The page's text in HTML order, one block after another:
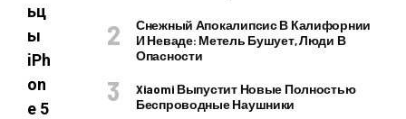
ьц
ы
iPh
on
e 5
Снежный Апокалипсис В Калифорнии
И Неваде: Метель Бушует, Люди В
Опасности
Xiaomi Выпустит Новые Полностью
Беспроводные Наушники